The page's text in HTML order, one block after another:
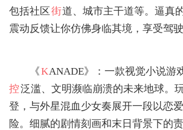
包括社区街道、城市主干道等。逼真
震动反馈让你仿佛身临其境，享受驾
‌《KANADE》‌：一款视觉小说游
控泛滥、文明濒临崩溃的未来地球。
登，与外星混血少女奏展开一段以恋
险。细腻的剧情刻画和末日背景下的